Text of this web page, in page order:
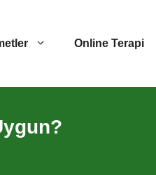
Online Terapi